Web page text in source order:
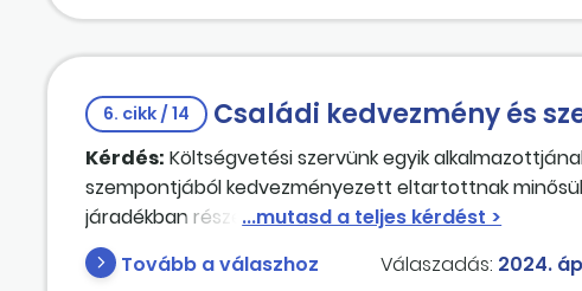
6. cikk / 14 Családi kedvezmény és
Kérdés: Költségvetési szervünk egyik
szempontjából kedvezményezett eltartottnak
járadékban részesülő magánszemélynek –
rendelkezik – lehetősége van-e a személyi
kedvezményt is érvényesíteni?
Tovább a válaszhoz Válaszadás: 2024.